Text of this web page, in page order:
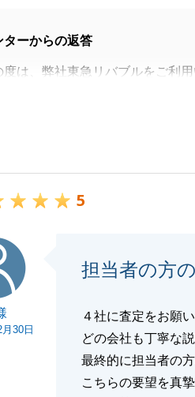
ターからの返答
度は、弊社東急リバブルをご利
も末永いお付き合いをさせて頂
5
30日
担当者の方
４社に査定をお願い
どの会社も丁寧な
最終的に担当者の
こちらの要望を真